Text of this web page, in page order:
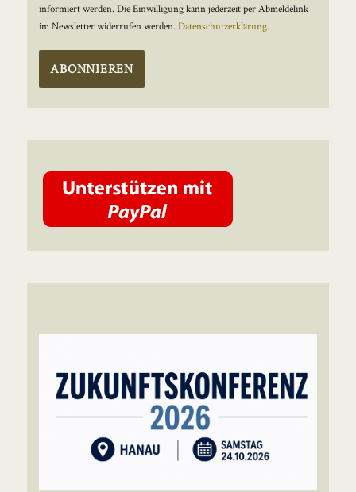
informiert werden. Die Einwilligung kann jederzeit per Abmeldelink
im Newsletter widerrufen werden.Datenschutzerklärung.